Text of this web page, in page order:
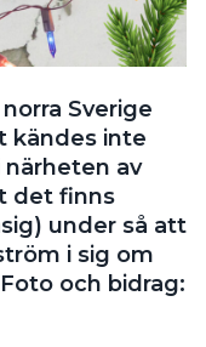
Sverige
kändes inte
närheten av
det finns
under så att
i sig om
och bidrag: